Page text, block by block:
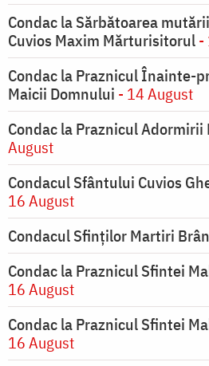
Condac la Sărbătoarea
Cuvios Maxim Mărturisitorul-
Condac la Praznicul Înainte-
Maicii Domnului - 14 August
Condac la Praznicul
August
Condacul Sfântului Cuvios
16 August
Condacul Sfinților Martiri
Condac la Praznicul Sfintei
16 August
Condac la Praznicul Sfintei
16 August